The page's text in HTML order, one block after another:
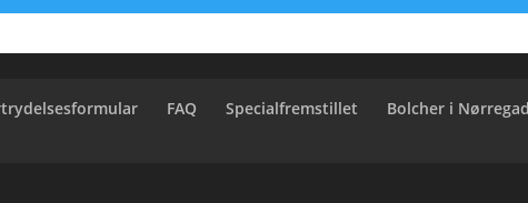
FAQ Specialfremstillet Bolcher i